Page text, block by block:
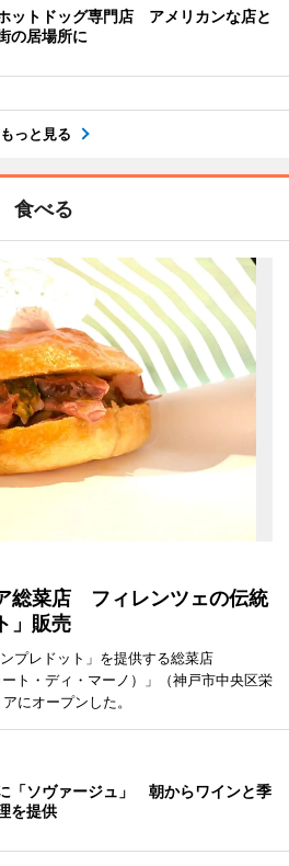
ットドッグ専門店 アメリカンな店と
の居場所に
もっと見る
食べる
総菜店 フィレンツェの伝統
」販売
プレドット」を提供する総菜店
ト・ディ・マーノ）」（神戸市中央区栄
にオープンした。
「ソヴァージュ」 朝からワインと季
を提供